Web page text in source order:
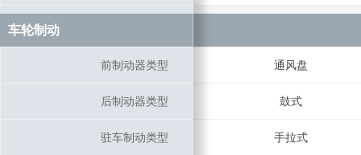
车轮制动
前制动器类型 通风盘
后制动器类型 鼓式
驻车制动类型 手拉式
车轮制动
前制动器类型
后制动器类型
驻车制动类型